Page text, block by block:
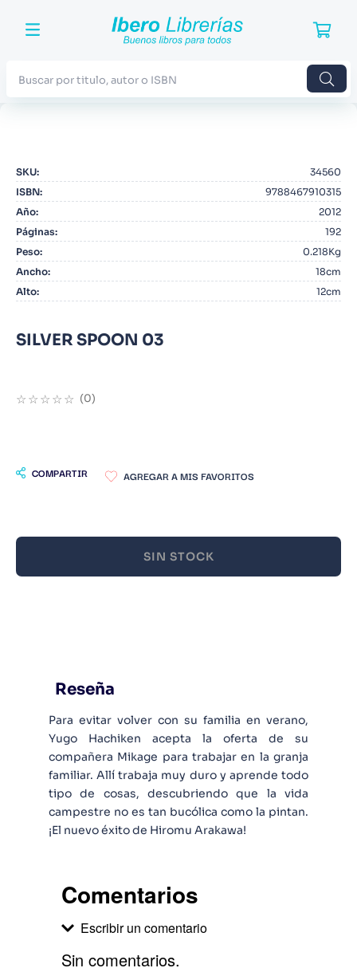
SKU:
34560
ISBN:
9788467910315
Año:
2012
Páginas:
192
Peso:
0.218Kg
Ancho:
18cm
Alto: 12cm
SILVER SPOON 03
☆☆☆☆☆ (0)
COMPARTIR
SIN STOCK
Reseña
Para evitar volver con su familia en verano,
Yugo Hachiken acepta la oferta de su
compañera Mikage para trabajar en la granja
familiar. Allí trabaja muy duro y aprende todo
tipo de cosas, descubriendo que la vida
campestre no es tan bucólica como la pintan.
¡El nuevo éxito de Hiromu Arakawa!
Comentarios
Escribir un comentario
Sin comentarios.
2. Blue Lock
3.
4. Odisea
5. Manga
6.
8. Noches Blancas
10. Infantil